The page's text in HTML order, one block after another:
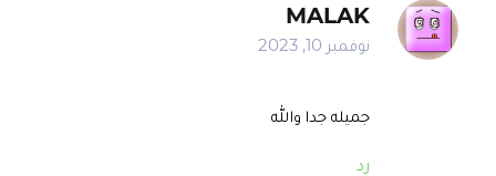
MALAK
نوفمبر 10, 2023
جميله جدا والله
رد